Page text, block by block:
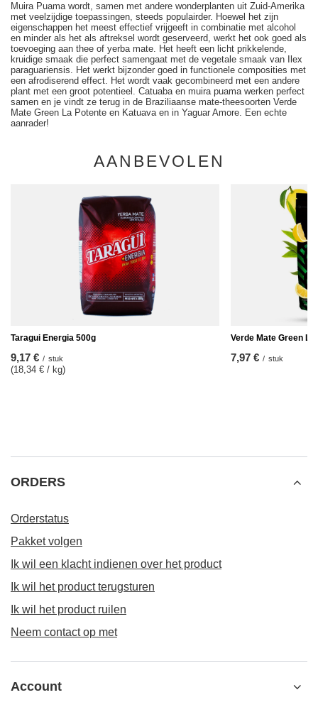
Muira Puama wordt, samen met andere wonderplanten uit Zuid-Amerika
met veelzijdige toepassingen, steeds populairder. Hoewel het zijn
eigenschappen het meest effectief vrijgeeft in combinatie met alcohol
en minder als het als aftreksel wordt geserveerd, werkt het ook goed als
toevoeging aan thee of yerba mate. Het heeft een licht prikkelende,
kruidige smaak die perfect samengaat met de vegetale smaak van Ilex
paraguariensis. Het werkt bijzonder goed in functionele composities met
een afrodiserend effect. Het wordt vaak gecombineerd met een andere
plant met een groot potentieel. Catuaba en muira puama werken perfect
samen en je vindt ze terug in de Braziliaanse mate-theesoorten Verde
Mate Green La Potente en Katuava en in Yaguar Amore. Een echte
aanrader!
AANBEVOLEN
Taragui Energia 500g
9,17 € / stuk
(18,34 € / kg)
Verde Mate Green
7,97 € / stuk
ORDERS
Orderstatus
Pakket volgen
Ik wil een klacht indienen over het product
Ik wil het product terugsturen
Ik wil het product ruilen
Neem contact op met
Account